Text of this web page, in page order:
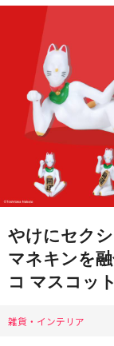
やけにセク
マネキンを
コ マスコッ
雑貨・インテリア